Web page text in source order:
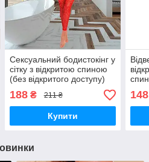
Сексуальний бодистокінг у
сітку з відкритою спиною
(без відкритого доступу)
червоний — XS/S/M —
Еротична білизна
188₴ 211 ₴
Купити
148